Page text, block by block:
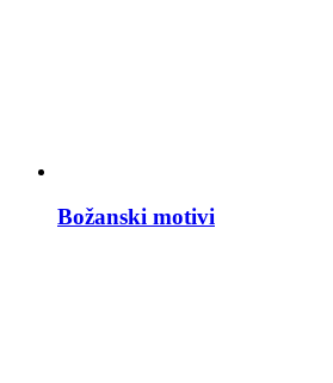
Božanski motivi